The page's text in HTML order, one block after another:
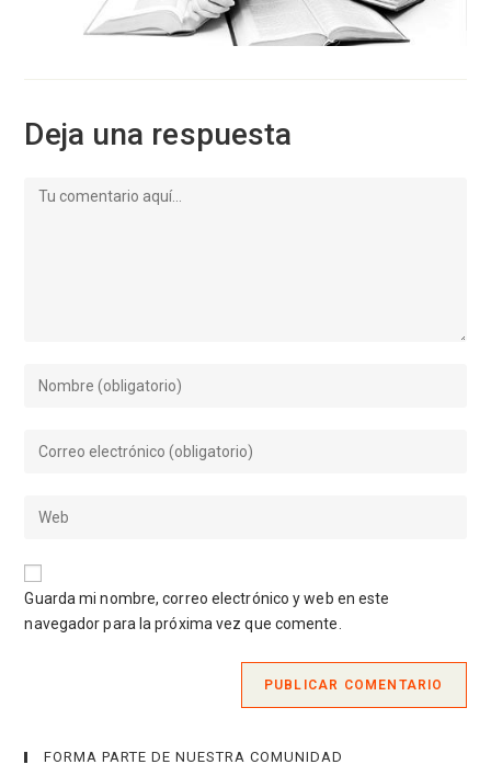
Deja una respuesta
Comentario
usuario
de
electrónico
para
comentar
de
tu
web
Guarda mi nombre, correo electrónico y web en este
navegador para la próxima vez que comente.
FORMA PARTE DE NUESTRA COMUNIDAD